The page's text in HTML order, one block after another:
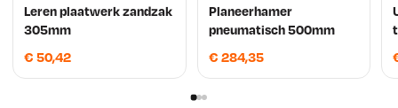
Leren plaatwerk zandzak
305mm
€ 50,42
Planeerhamer
pneumatisch 500mm
€ 284,35